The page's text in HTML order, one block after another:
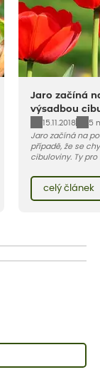
Jaro začíná
výsadbou
15.11.2018
5
Jaro začíná na
případě, že se
cibuloviny. Ty
přibližně v
začínáme s
podzim 2018 –
celý článek